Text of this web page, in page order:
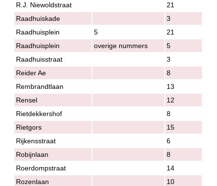
R.J. Niewoldstraat
21
Raadhuiskade
3
Raadhuisplein
5
21
Raadhuisplein
overige nummers
5
Raadhuisstraat
3
Reider Ae
8
Rembrandtlaan
13
Rensel
12
Rietdekkershof
8
Rietgors
15
Rijkensstraat
6
Robijnlaan
8
Roerdompstraat
14
Rozenlaan
10